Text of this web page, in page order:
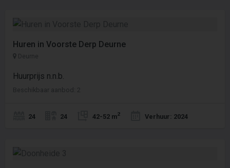
Huren in Voorste Derp Deurne
Deurne
Huurprijs n.n.b.
Beschikbaar aanbod: 2
24 24 42-52 m2 Verhuur: 2024